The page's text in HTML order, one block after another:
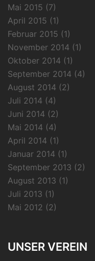
Mai 2015 (7)
April 2015 (1)
Februar 2015 (1)
November 2014 (1)
Oktober 2014 (1)
September 2014 (4)
August 2014 (2)
Juli 2014 (4)
Juni 2014 (2)
Mai 2014 (4)
April 2014 (1)
Januar 2014 (1)
September 2013 (2)
August 2013 (1)
Juli 2013 (1)
Mai 2012 (2)
UNSER VEREIN